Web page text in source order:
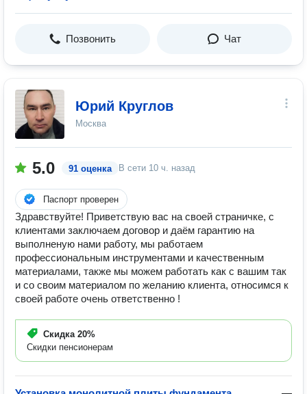
Позвонить Чат
Юрий Круглов
Москва
5.0 91 оценка В сети 10 ч. назад
Паспорт проверен
Здравствуйте! Приветствую вас на своей страничке, с
клиентами заключаем договор и даём гарантию на
выполненую нами работу, мы работаем
профессиональным инструментами и качественным
материалами, также мы можем работать как с вашим так
и со своим материалом по желанию клиента, относимся к
своей работе очень ответственно !
Скидка 20%
Скидки пенсионерам